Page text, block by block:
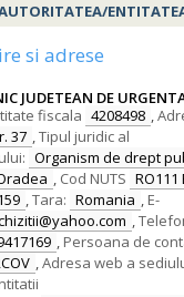
si adrese
JUDETEAN DE
fiscala 4208498 ,
37 ,Tipul juridic al
Organism de drept
, Cod NUTS RO111
,Tara: Romania , E-
,
, Persoana de
,Adresa web a